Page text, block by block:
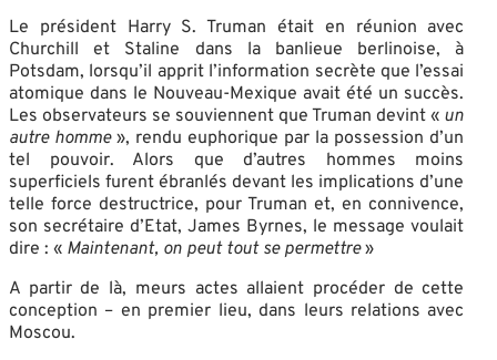
Le président Harry S. Truman était en réunion avec
Churchill et Staline dans la banlieue berlinoise, à
Potsdam, lorsqu’il apprit l’information secrète que l’essai
atomique dans le Nouveau-Mexique avait été un succès.
Les observateurs se souviennent que Truman devint « un
autre homme», rendu euphorique par la possession d’un
tel pouvoir. Alors que d’autres hommes moins
superficiels furent ébranlés devant les implications d’une
telle force destructrice, pour Truman et, en connivence,
son secrétaire d’Etat, James Byrnes, le message voulait
dire : « Maintenant, on peut tout se permettre»
A partir de là, meurs actes allaient procéder de cette
conception – en premier lieu, dans leurs relations avec
Moscou.